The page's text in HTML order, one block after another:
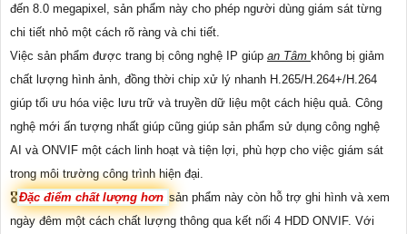
đến 8.0 megapixel, sản phẩm này cho phép người dùng giám sát từng
chi tiết nhỏ một cách rõ ràng và chi tiết.
Việc sản phẩm được trang bị công nghệ IP giúp an Tâm không bị giảm
chất lượng hình ảnh, đồng thời chip xử lý nhanh H.265/H.264+/H.264
giúp tối ưu hóa việc lưu trữ và truyền dữ liệu một cách hiệu quả. Công
nghệ mới ấn tượng nhất giúp cũng giúp sản phẩm sử dụng công nghệ
AI và ONVIF một cách linh hoạt và tiện lợi, phù hợp cho việc giám sát
trong môi trường công trình hiện đại.
🎖️Đặc điểm chất lượng hơn sản phẩm này còn hỗ trợ ghi hình và xem
ngày đêm một cách chất lượng thông qua kết nối 4 HDD ONVIF. Với